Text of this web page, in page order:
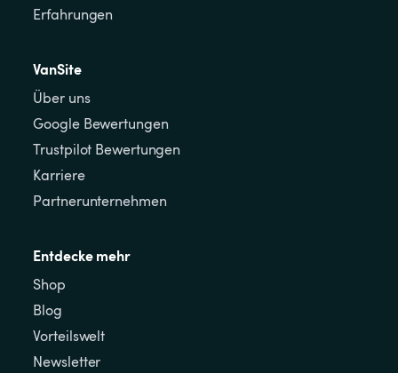
Erfahrungen
VanSite
Über uns
Google Bewertungen
Trustpilot Bewertungen
Karriere
Partnerunternehmen
Entdecke mehr
Shop
Blog
Vorteilswelt
Newsletter